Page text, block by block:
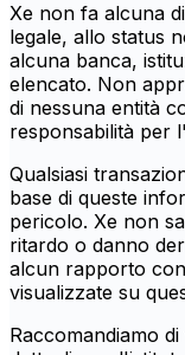
Xe non fa alcuna
legale, allo status
alcuna banca,
elencato. Non
di nessuna entità
responsabilità per
Qualsiasi
base di queste
pericolo. Xe non
ritardo o danno
alcun rapporto
visualizzate su
Raccomandiamo